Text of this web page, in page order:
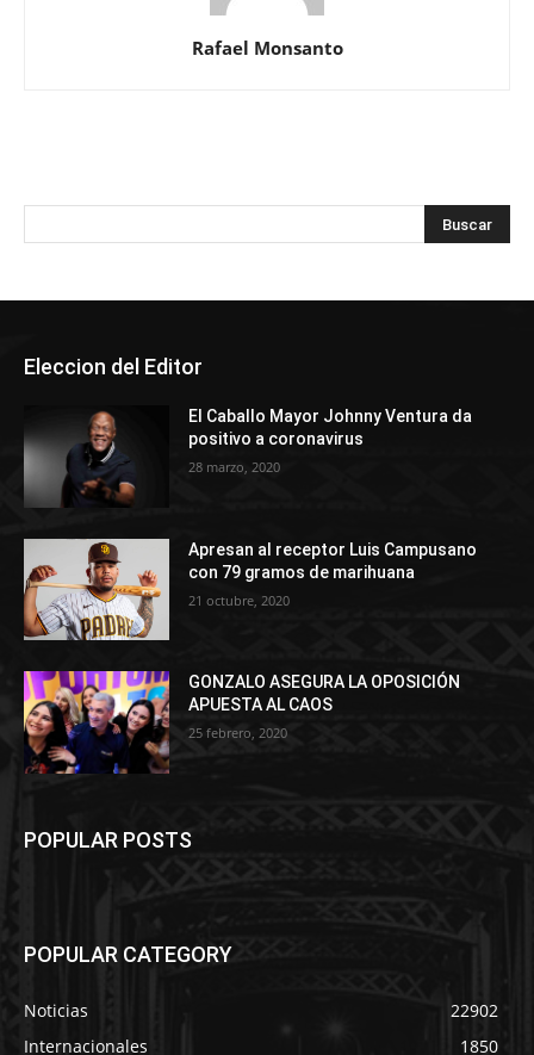
Rafael Monsanto
Eleccion del Editor
El Caballo Mayor Johnny Ventura da
positivo a coronavirus
28 marzo, 2020
Apresan al receptor Luis Campusano
con 79 gramos de marihuana
21 octubre, 2020
GONZALO ASEGURA LA OPOSICIÓN
APUESTA AL CAOS
25 febrero, 2020
POPULAR POSTS
POPULAR CATEGORY
Noticias
22902
Internacionales
1850